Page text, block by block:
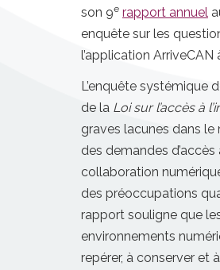
son 9e rapport annuel
enquête sur les
l’application ArriveCAN
L’enquête systémique
de la Loi sur l’accès à
graves lacunes dans
des demandes d’accès
collaboration
des préoccupations
rapport souligne que
environnements
repérer, à conserver et